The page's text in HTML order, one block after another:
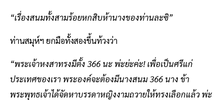
“เรื่องสนมทั้งสามร้อยหกสิบห้านางของท่านละซิ”
ท่านสมุห์ฯ ยกมือทั้งสองขึ้นท้วงว่า
“พระเจ้าหงสาทรงมีตั้ง 366 นะ พ่ะย่ะค่ะ! เพื่อเป็นศรีแก่
ประเทศของเรา พระองค์จะต้องมีนางสนม 366 นาง ข้า
พระพุทธเจ้าได้จัดหาบรรดาหญิงงามถวายให้ทรงเลือกแล้ว พ่ะ